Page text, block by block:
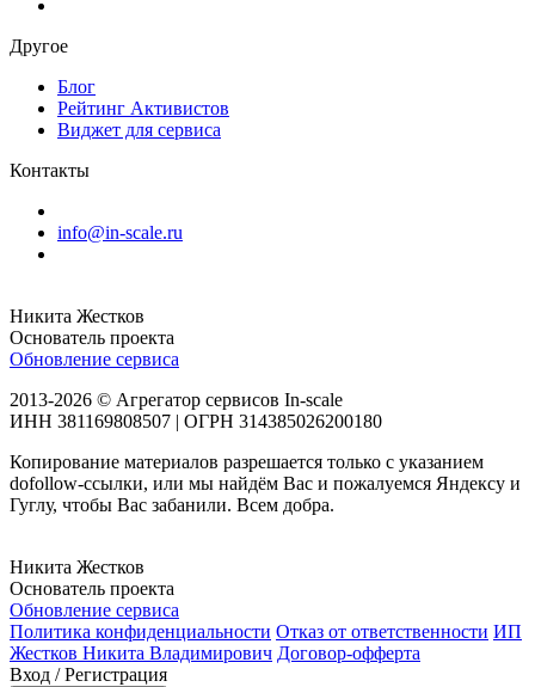
Другое
Блог
Рейтинг Активистов
Виджет для сервиса
Контакты
info@in-scale.ru
Никита Жестков
Основатель проекта
Обновление сервиса
2013-2026 © Агрегатор сервисов In-scale
ИНН 381169808507 | ОГРН 314385026200180
Копирование материалов разрешается только с указанием
dofollow-ссылки, или мы найдём Вас и пожалуемся Яндексу и
Гуглу, чтобы Вас забанили. Всем добра.
Никита Жестков
Основатель проекта
Обновление сервиса
Политика конфиденциальности Отказ от ответственности ИП
Жестков Никита Владимирович Договор-офферта
Вход / Регистрация